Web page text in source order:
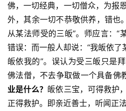
资
讯
八
佛，一切经典，一切僧众，为报
外，其余一切不恭敬供养，错也。
从某法师受的三皈”。师应言：
错误：而一般人却说：“我皈依了
皈依我的”。误认为受三皈只是
佛法僧，不去争取做一个具备佛
业是什么？ 皈依三宝，可得救护
正得救护。即亲近善士，听闻正